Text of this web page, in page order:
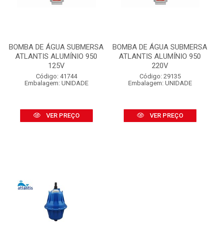
BOMBA DE ÁGUA SUBMERSA
ATLANTIS ALUMÍNIO 950
125V
Código: 41744
Embalagem: UNIDADE
VER PREÇO
BOMBA DE ÁGUA SUBMERSA
ATLANTIS ALUMÍNIO 950
220V
Código: 29135
Embalagem: UNIDADE
VER PREÇO